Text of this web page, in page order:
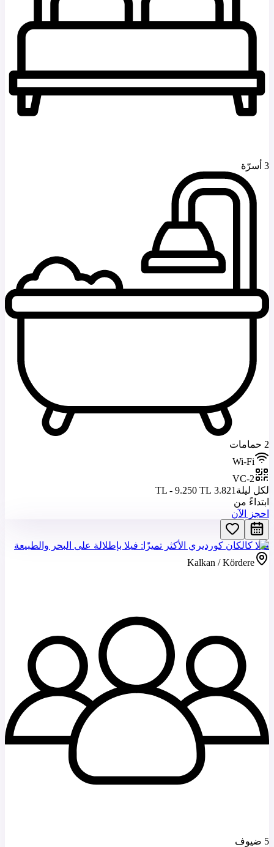
3 أسرّة
2 حمامات
Wi-Fi
VC-2
لكل ليلة 3.821 TL - 9.250 TL
ابتداءً من
احجز الآن
فيلا كالكان كورديري الأكثر تميزًا: فيلا بإطلالة على البحر والطبيعة
Kalkan / Kördere
5 ضيوف